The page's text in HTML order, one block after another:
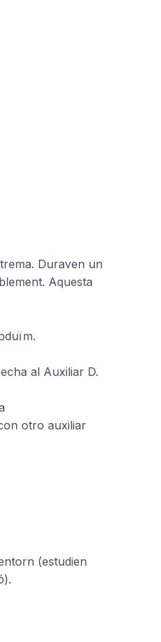
Duraven un
Aquesta
al Auxiliar D.
otro auxiliar
(estudien